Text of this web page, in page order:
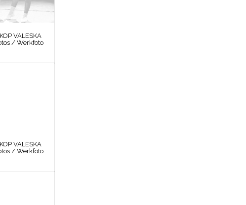
VALESKA
/ Werkfoto
VALESKA
/ Werkfoto